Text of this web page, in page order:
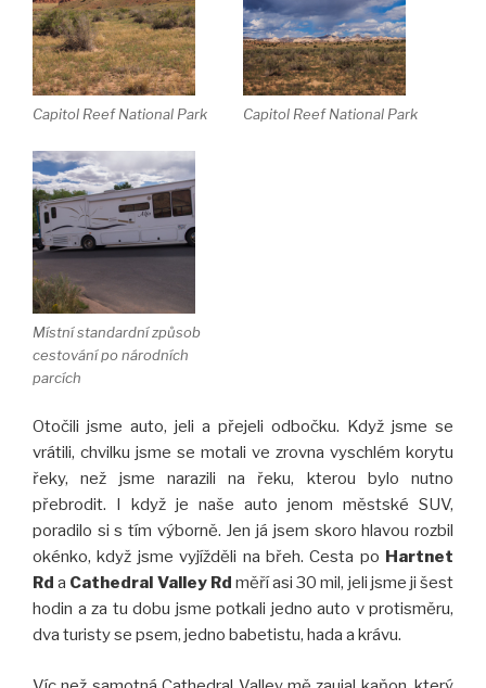
Capitol Reef National Park Capitol Reef National Park
Místní standardní způsob
cestování po národních
parcích
Otočili jsme auto, jeli a přejeli odbočku. Když jsme se
vrátili, chvilku jsme se motali ve zrovna vyschlém korytu
řeky, než jsme narazili na řeku, kterou bylo nutno
přebrodit. I když je naše auto jenom městské SUV,
poradilo si s tím výborně. Jen já jsem skoro hlavou rozbil
okénko, když jsme vyjížděli na břeh. Cesta po Hartnet
Rd a Cathedral Valley Rd měří asi 30 mil, jeli jsme ji šest
hodin a za tu dobu jsme potkali jedno auto v protisměru,
dva turisty se psem, jedno babetistu, hada a krávu.